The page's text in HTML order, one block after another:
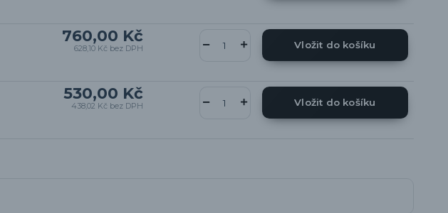
760,00 Kč
628,10 Kč bez DPH Vložit do košíku
530,00 Kč
438,02 Kč bez DPH Vložit do košíku